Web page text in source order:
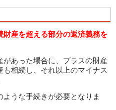
財産を超える部分の返済義務を
あった場合に、プラスの財産
相続し、それ以上のマイナス
うな手続きが必要となりま